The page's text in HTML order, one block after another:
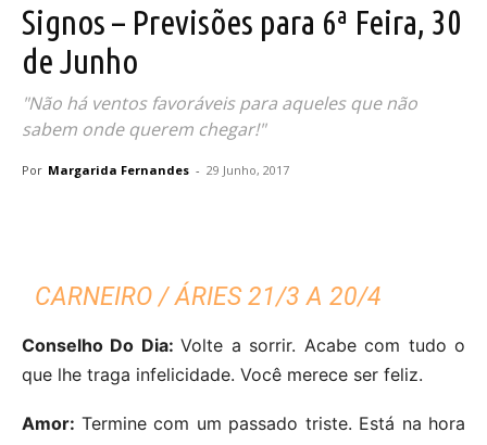
Signos – Previsões para 6ª Feira, 30
de Junho
"Não há ventos favoráveis para aqueles que não
sabem onde querem chegar!"
Por Margarida Fernandes - 29 Junho, 2017
CARNEIRO / ÁRIES 21/3 A 20/4
Conselho Do Dia:Volte a sorrir. Acabe com tudo o
que lhe traga infelicidade. Você merece ser feliz.
Amor: Termine com um passado triste. Está na hora